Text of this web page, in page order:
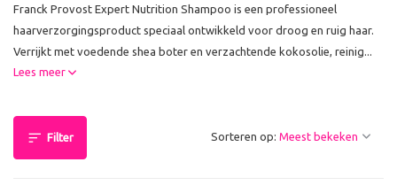
Franck Provost Expert Nutrition Shampoo is een professioneel
haarverzorgingsproduct speciaal ontwikkeld voor droog en ruig haar.
Verrijkt met voedende shea boter en verzachtende kokosolie, reinig...
Lees meer
Filter Sorteren op: